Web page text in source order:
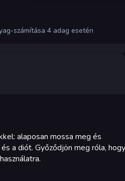
számítása 4 adag esetén
alaposan mossa meg és
a diót. Győződjön meg róla, hogy